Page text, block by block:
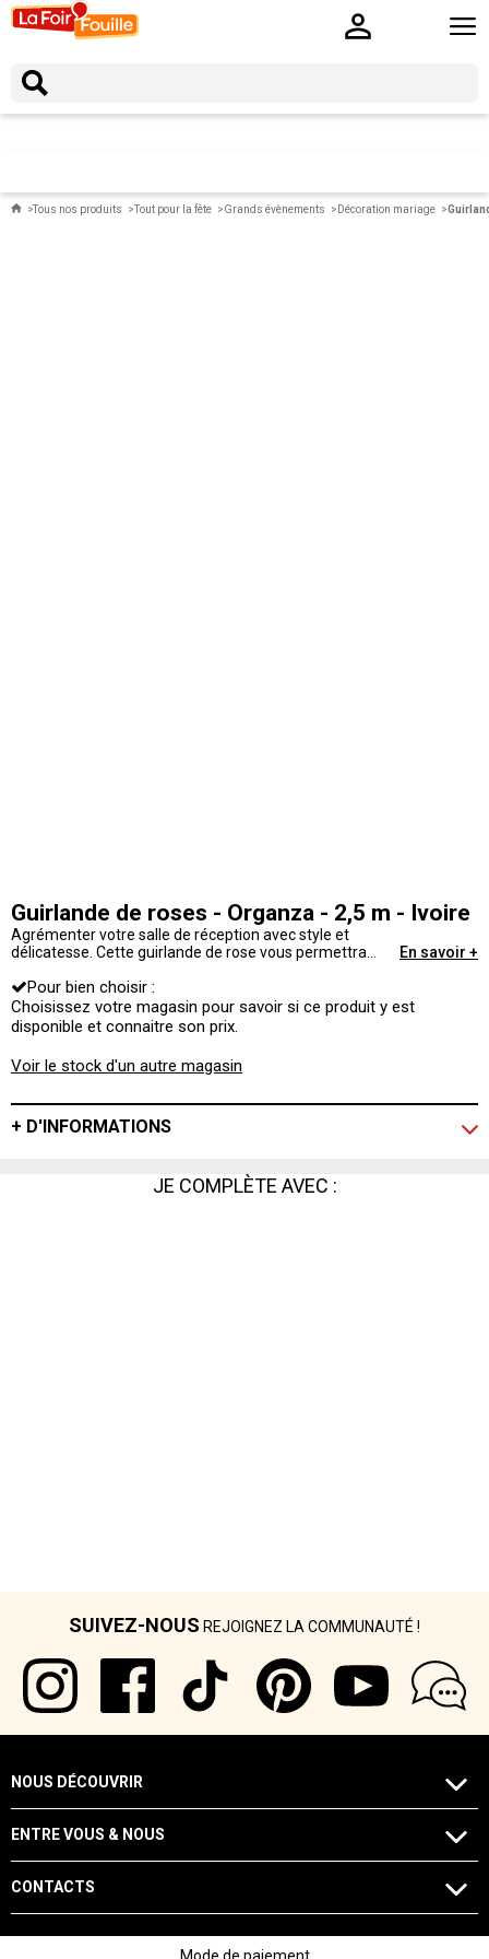
Tous nos produits Tout pour la fête Grands évènements Décoration mariage
Guirlande de roses - Organza - 2,5 m - Ivoire
Agrémenter votre salle de réception avec style et
délicatesse. Cette guirlande de rose vous permettra
En savoir +
Pour bien choisir :
Choisissez votre magasin pour savoir si ce produit y est
disponible et connaitre son prix.
Voir le stock d'un autre magasin
+ D'INFORMATIONS
JE COMPLÈTE AVEC :
SUIVEZ-NOUS REJOIGNEZ LA COMMUNAUTÉ !
NOUS DÉCOUVRIR
ENTRE VOUS & NOUS
CONTACTS